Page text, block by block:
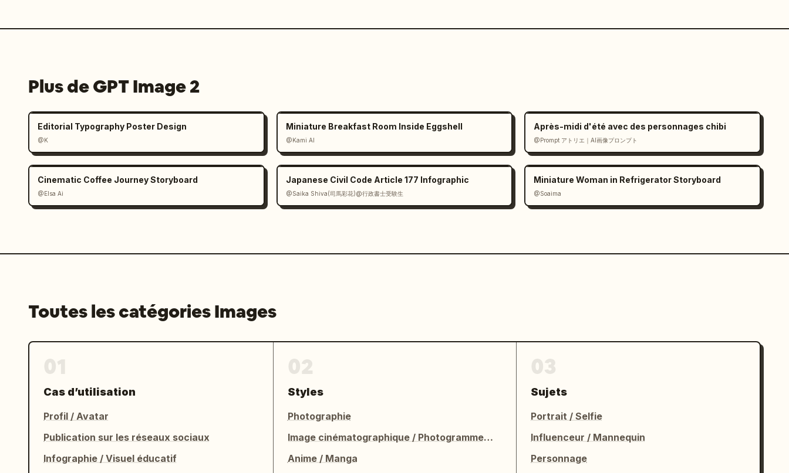
Plus de GPT Image 2
Editorial Typography Poster Design
@K
Miniature Breakfast Room Inside Eggshell
@Kami AI
Après-midi d'été avec des personnages chibi
@Prompt アトリエ｜AI画像プロンプト
Cinematic Coffee Journey Storyboard
@Elsa Ai
Japanese Civil Code Article 177 Infographic
@Saika Shiva(司馬彩花)@行政書士受験生
Miniature Woman in Refrigerator Storyboard
@Soaima
Toutes les catégories Images
Cas d’utilisation
Profil / Avatar
Publication sur les réseaux sociaux
Infographie / Visuel éducatif
Styles
Photographie
Image cinématographique / Photogramme de film
Anime / Manga
Sujets
Portrait / Selfie
Influenceur / Mannequin
Personnage